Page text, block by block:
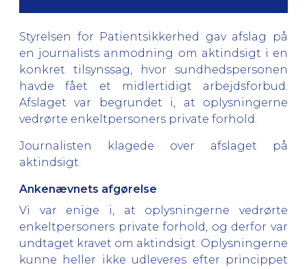
Styrelsen for Patientsikkerhed gav afslag på
en journalists anmodning om aktindsigt i en
konkret tilsynssag, hvor sundhedspersonen
havde fået et midlertidigt arbejdsforbud.
Afslaget var begrundet i, at oplysningerne
vedrørte enkeltpersoners private forhold.
Journalisten klagede over afslaget på
aktindsigt.
Ankenævnets afgørelse
Vi var enige i, at oplysningerne vedrørte
enkeltpersoners private forhold, og derfor var
undtaget kravet om aktindsigt. Oplysningerne
kunne heller ikke udleveres efter princippet